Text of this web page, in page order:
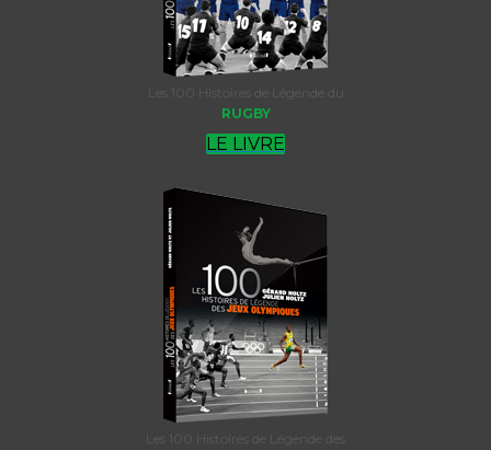
Les 100 Histoires de Légende du
RUGBY
LE LIVRE
Les 100 Histoires de Légende des